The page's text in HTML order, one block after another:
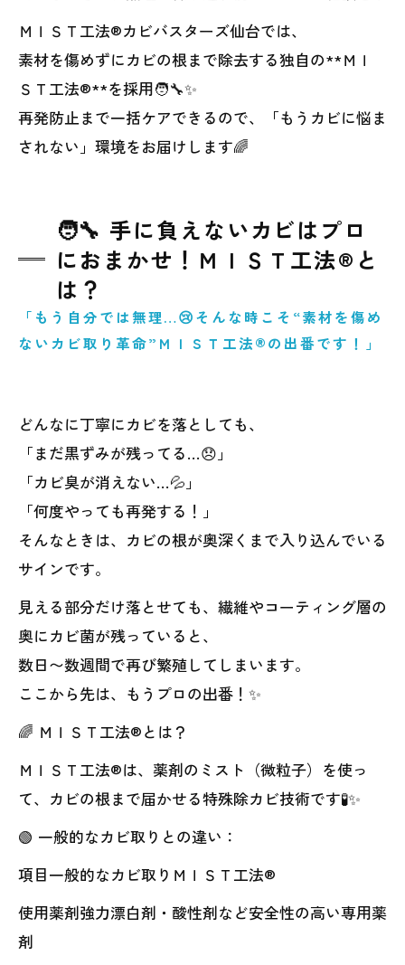
ＭＩＳＴ工法®カビバスターズ仙台では、
素材を傷めずにカビの根まで除去する独自の**ＭＩ
ＳＴ工法®**を採用🧑‍🔧✨
再発防止まで一括ケアできるので、「もうカビに悩ま
されない」環境をお届けします🌈
🧑‍🔧 手に負えないカビはプロ
におまかせ！ＭＩＳＴ工法®と
は？
「もう自分では無理…😢そんな時こそ“素材を傷め
ないカビ取り革命”ＭＩＳＴ工法®の出番です！」
どんなに丁寧にカビを落としても、
「まだ黒ずみが残ってる…😞」
「カビ臭が消えない…💦」
「何度やっても再発する！」
そんなときは、カビの根が奥深くまで入り込んでいる
サインです。
見える部分だけ落とせても、繊維やコーティング層の
奥にカビ菌が残っていると、
数日〜数週間で再び繁殖してしまいます。
ここから先は、もうプロの出番！✨
🌈 ＭＩＳＴ工法®とは？
ＭＩＳＴ工法®は、薬剤のミスト（微粒子）を使っ
て、カビの根まで届かせる特殊除カビ技術です🧪✨
🟢 一般的なカビ取りとの違い：
項目一般的なカビ取りＭＩＳＴ工法®
使用薬剤強力漂白剤・酸性剤など安全性の高い専用薬
剤